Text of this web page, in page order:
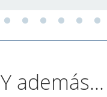
Y además...